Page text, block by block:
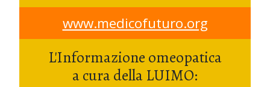
www.medicofuturo.org
L'Informazione omeopatica
a cura della LUIMO: